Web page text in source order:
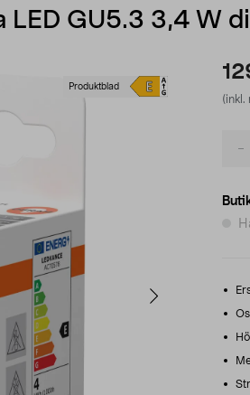
LED GU5.3 3,4 W
Produktblad
(inkl.